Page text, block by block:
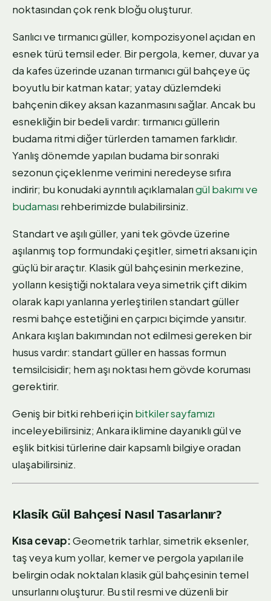
noktasından çok renk bloğu oluşturur.
Sarılıcı ve tırmanıcı güller, kompozisyonel açıdan en
esnek türü temsil eder. Bir pergola, kemer, duvar ya
da kafes üzerinde uzanan tırmanıcı gül bahçeye üç
boyutlu bir katman katar; yatay düzlemdeki
bahçenin dikey aksan kazanmasını sağlar. Ancak bu
esnekliğin bir bedeli vardır: tırmanıcı güllerin
budama ritmi diğer türlerden tamamen farklıdır.
Yanlış dönemde yapılan budama bir sonraki
sezonun çiçeklenme verimini neredeyse sıfıra
indirir; bu konudaki ayrıntılı açıklamalarıgül bakımı ve
budaması rehberimizde bulabilirsiniz.
Standart ve aşılı güller, yani tek gövde üzerine
aşılanmış top formundaki çeşitler, simetri aksanı için
güçlü bir araçtır. Klasik gül bahçesinin merkezine,
yolların kesiştiği noktalara veya simetrik çift dikim
olarak kapı yanlarına yerleştirilen standart güller
resmi bahçe estetiğini en çarpıcı biçimde yansıtır.
Ankara kışları bakımından not edilmesi gereken bir
husus vardır: standart güller en hassas formun
temsilcisidir; hem aşı noktası hem gövde koruması
gerektirir.
Geniş bir bitki rehberi için bitkiler sayfamızı
inceleyebilirsiniz; Ankara iklimine dayanıklı gül ve
eşlik bitkisi türlerine dair kapsamlı bilgiye oradan
ulaşabilirsiniz.
Klasik Gül Bahçesi Nasıl Tasarlanır?
Kısa cevap:Geometrik tarhlar, simetrik eksenler,
taş veya kum yollar, kemer ve pergola yapıları ile
belirgin odak noktaları klasik gül bahçesinin temel
unsurlarını oluşturur. Bu stil resmi ve düzenli bir